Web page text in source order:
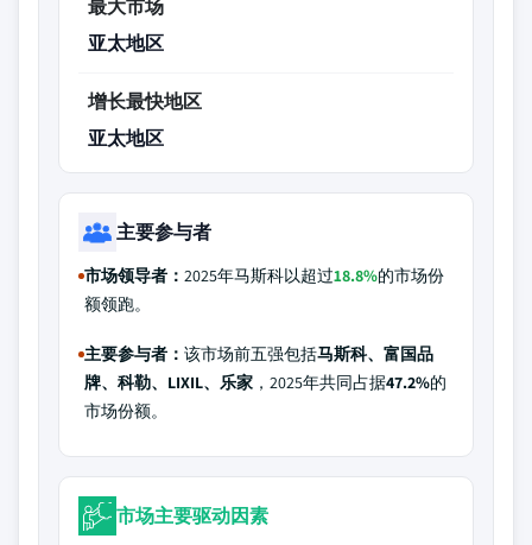
最大市场
亚太地区
增长最快地区
亚太地区
主要参与者
市场领导者： 2025年马斯科以超过18.8%的市场份
额领跑。
主要参与者： 该市场前五强包括马斯科、富国品
牌、科勒、LIXIL、乐家 ，2025年共同占据47.2%的
市场份额。
市场主要驱动因素